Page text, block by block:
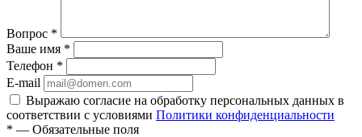
Вопрос *
Ваше имя *
Телефон *
E-mail
Выражаю согласие на обработку персональных данных в
соответствии с условиями Политики конфиденциальности
* — Обязательные поля